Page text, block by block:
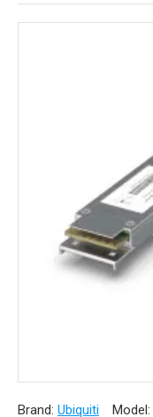
Brand: Ubiquiti Model: